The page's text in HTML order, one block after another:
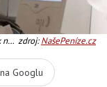
na zdroj:NašePeníze.cz
Googlu